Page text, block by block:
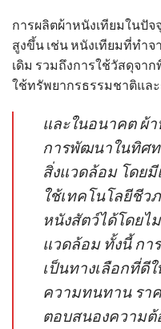
การผลิตผ้าหนังเทียมในปัจ
สูงขึ้น เช่น หนังเทียมที่ทำ
เดิม รวมถึงการใช้วัสดุจา
ใช้ทรัพยากรธรรมชาติแล
และในอนาคตผ้
การพัฒนาในทิศท
สิ่งแวดล้อม โดย
ใช้เทคโนโลยีชี
หนังสัตว์ได้โดยไ
แวดล้อม ทั้งนี้ กา
เป็นทางเลือกที่ดี
ความทนทาน รา
ตอบสนองความต้